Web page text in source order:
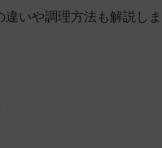
いや調理方法も解説しま